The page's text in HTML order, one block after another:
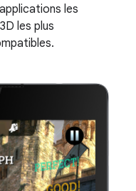
les
les plus